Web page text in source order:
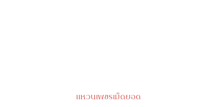
แหวนเพชรเม็ดยอด